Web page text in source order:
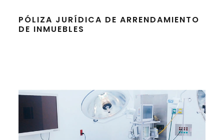
PÓLIZA JURÍDICA DE ARRENDAMIENTO
DE INMUEBLES